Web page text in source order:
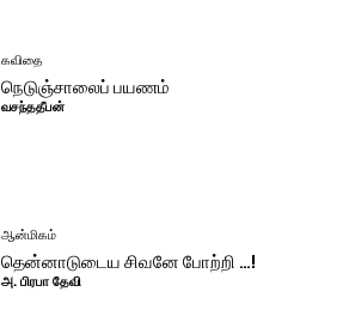
கவிதை
நெடுஞ்சாலைப் பயணம்
வசந்ததீபன்
ஆன்மிகம்
தென்னாடுடைய சிவனே போற்றி …!
அ. பிரபா தேவி